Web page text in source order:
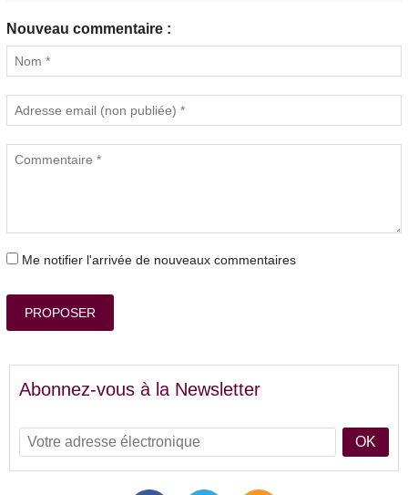
Nouveau commentaire :
Me notifier l'arrivée de nouveaux commentaires
PROPOSER
Abonnez-vous à la Newsletter
OK